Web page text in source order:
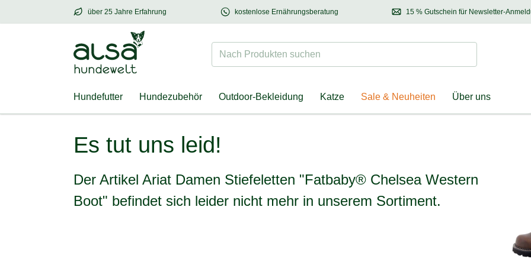
über 25 Jahre Erfahrung
über25 Jahre Erfahrung – mit Herz für Hund & Halter 15 % Gutschein für Newsletter-
Entdecken Sie
kostenlose Ernährungsberatung
Kontaktieren Sie unsere
Ernährungsberatung:
Nach Produkten suchen Suchen
Hundefutter Hundezubehör Outdoor-Bekleidung Katze Sale & Neuheiten Über uns
Ariat Damen Stiefeletten "Fatbaby® Chelsea Western Boot"
Es tut uns leid!
Der Artikel Ariat Damen Stiefeletten "Fatbaby® Chelsea Western
Boot" befindet sich leider nicht mehr in unserem Sortiment.